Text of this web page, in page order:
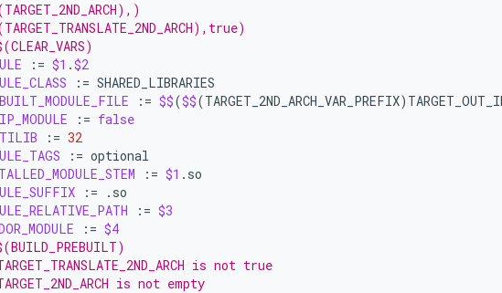
:= $1 .$2
:=
:= $$($$(TARGET_2ND_ARCH_VAR_PREFIX)
:= false
:= 32
:=
:= $1
:=
:= $3
:= $4
is not true
is not empty